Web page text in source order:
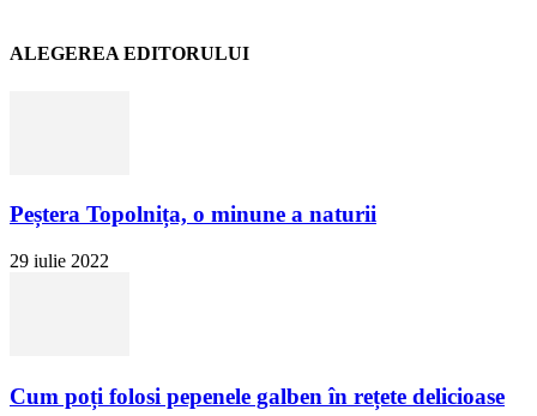
ALEGEREA EDITORULUI
Peștera Topolnița, o minune a naturii
29 iulie 2022
Cum poți folosi pepenele galben în rețete delicioase